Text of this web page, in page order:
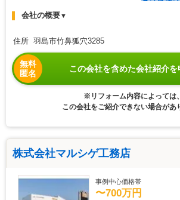
会社の概要▼
住所 羽島市竹鼻狐穴3285
無料
匿名
この会社を含めた会社紹介を
※リフォーム内容によっては、
この会社をご紹介できない場合があ
株式会社マルシゲ工務店
事例中心価格帯
〜700万円